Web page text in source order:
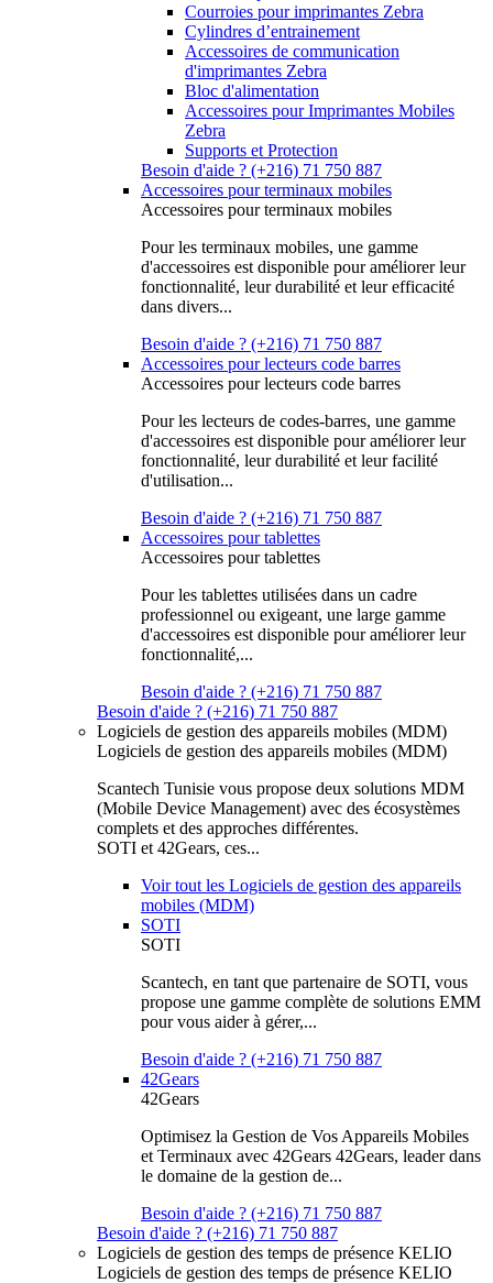
Courroies pour imprimantes Zebra
Cylindres d’entrainement
Accessoires de communication
d'imprimantes Zebra
Bloc d'alimentation
Accessoires pour Imprimantes Mobiles
Zebra
Supports et Protection
Besoin d'aide ? (+216) 71 750 887
Accessoires pour terminaux mobiles
Accessoires pour terminaux mobiles
Pour les terminaux mobiles, une gamme
d'accessoires est disponible pour améliorer leur
fonctionnalité, leur durabilité et leur efficacité
dans divers...
Besoin d'aide ? (+216) 71 750 887
Accessoires pour lecteurs code barres
Accessoires pour lecteurs code barres
Pour les lecteurs de codes-barres, une gamme
d'accessoires est disponible pour améliorer leur
fonctionnalité, leur durabilité et leur facilité
d'utilisation...
Besoin d'aide ? (+216) 71 750 887
Accessoires pour tablettes
Accessoires pour tablettes
Pour les tablettes utilisées dans un cadre
professionnel ou exigeant, une large gamme
d'accessoires est disponible pour améliorer leur
fonctionnalité,...
Besoin d'aide ? (+216) 71 750 887
Besoin d'aide ? (+216) 71 750 887
Logiciels de gestion des appareils mobiles (MDM)
Logiciels de gestion des appareils mobiles (MDM)
Scantech Tunisie vous propose deux solutions MDM
(Mobile Device Management) avec des écosystèmes
complets et des approches différentes.
SOTI et 42Gears, ces...
Voir tout les Logiciels de gestion des appareils
mobiles (MDM)
SOTI
SOTI
Scantech, en tant que partenaire de SOTI, vous
propose une gamme complète de solutions EMM
pour vous aider à gérer,...
Besoin d'aide ? (+216) 71 750 887
42Gears
42Gears
Optimisez la Gestion de Vos Appareils Mobiles
et Terminaux avec 42Gears 42Gears, leader dans
le domaine de la gestion de...
Besoin d'aide ? (+216) 71 750 887
Besoin d'aide ? (+216) 71 750 887
Logiciels de gestion des temps de présence KELIO
Logiciels de gestion des temps de présence KELIO